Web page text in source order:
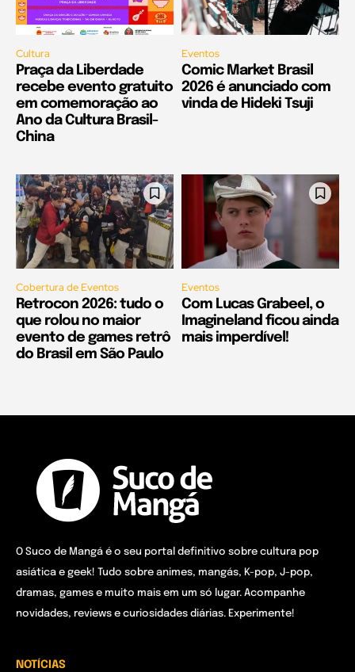
Cultura
Praça da Liberdade
recebe evento gratuito
em comemoração ao
Ano da Cultura Brasil-
China
Eventos
Comic Market Brasil
2026 é anunciado com
vinda de Hideki Tsuji
Cobertura de Eventos
Retrocon 2026: tudo o
que rolou no maior
evento de games retrô
do Brasil em São Paulo
Eventos
Com Lucas Grabeel, o
Imagineland ficou ainda
mais imperdível!
O Suco de Mangá é o seu portal definitivo sobre cultura pop
asiática e geek! Tudo sobre animes, mangás, K-pop, J-pop,
dramas, games e muito mais em um só lugar. Acompanhe
novidades, reviews e curiosidades diárias. Experimente!
NOTÍCIAS